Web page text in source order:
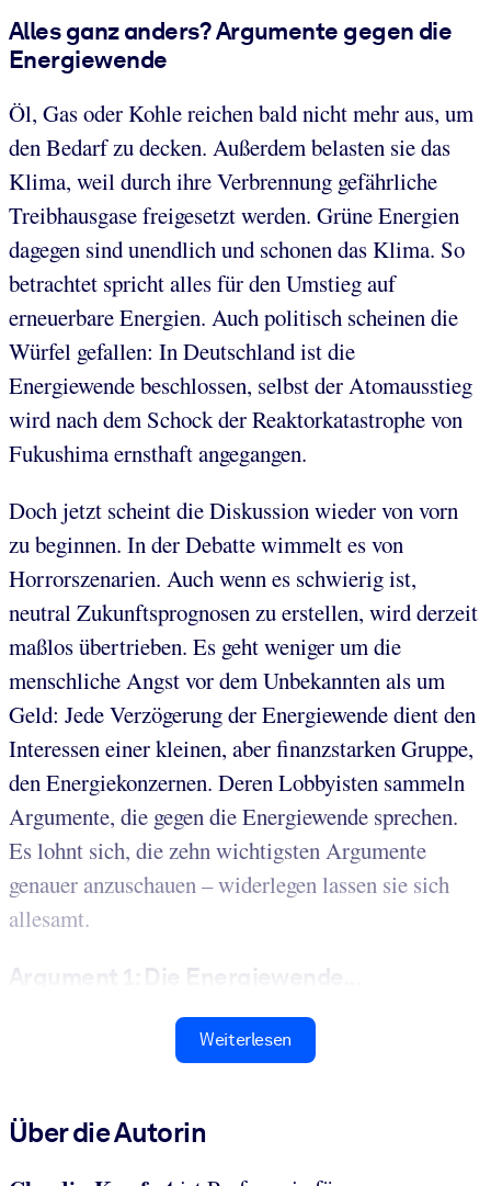
Alles ganz anders? Argumente gegen die
Energiewende
Öl, Gas oder Kohle reichen bald nicht mehr aus, um
den Bedarf zu decken. Außerdem belasten sie das
Klima, weil durch ihre Verbrennung gefährliche
Treibhausgase freigesetzt werden. Grüne Energien
dagegen sind unendlich und schonen das Klima. So
betrachtet spricht alles für den Umstieg auf
erneuerbare Energien. Auch politisch scheinen die
Würfel gefallen: In Deutschland ist die
Energiewende beschlossen, selbst der Atomausstieg
wird nach dem Schock der Reaktorkatastrophe von
Fukushima ernsthaft angegangen.
Doch jetzt scheint die Diskussion wieder von vorn
zu beginnen. In der Debatte wimmelt es von
Horrorszenarien. Auch wenn es schwierig ist,
neutral Zukunftsprognosen zu erstellen, wird derzeit
maßlos übertrieben. Es geht weniger um die
menschliche Angst vor dem Unbekannten als um
Geld: Jede Verzögerung der Energiewende dient den
Interessen einer kleinen, aber finanzstarken Gruppe,
den Energiekonzernen. Deren Lobbyisten sammeln
Argumente, die gegen die Energiewende sprechen.
Es lohnt sich, die zehn wichtigsten Argumente
genauer anzuschauen – widerlegen lassen sie sich
allesamt.
Argument 1: Die Energiewende...
Weiterlesen
Über die Autorin